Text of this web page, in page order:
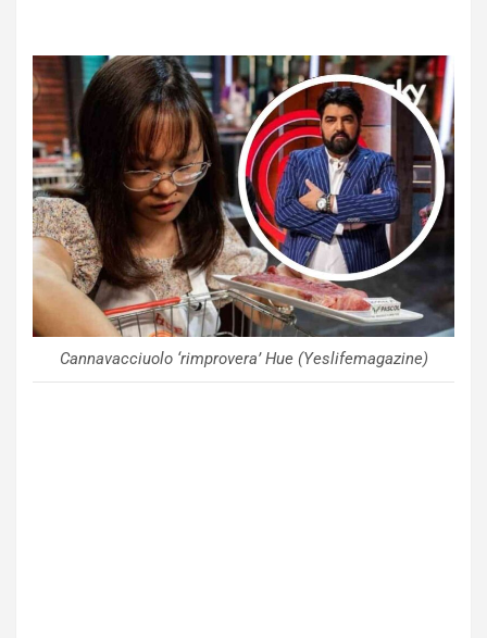
Cannavacciuolo ‘rimprovera’ Hue (Yeslifemagazine)